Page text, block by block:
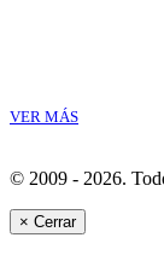
VER MÁS
© 2009 - 2026.
× Cerrar